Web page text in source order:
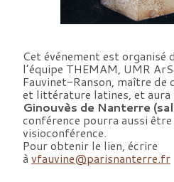
Cet événement est organisé
l’équipe THEMAM, UMR
Fauvinet-Ranson, maître de
et littérature latines, et aura
Ginouvès de Nanterre
conférence pourra aussi être
visioconférence.
Pour obtenir le lien, écrire
à vfauvine@parisnanterre.fr